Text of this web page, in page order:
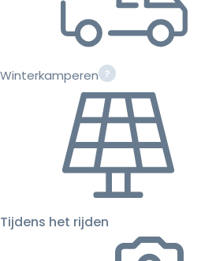
Winterkamperen
Tijdens het rijden